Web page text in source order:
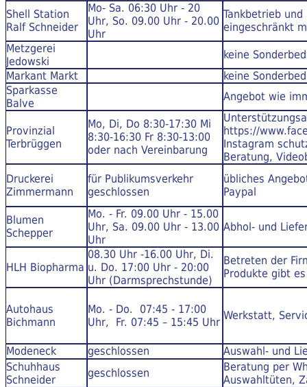
Shell Station
Ralf Schneider
Mo- Sa. 06:30 Uhr - 20
Uhr, So. 09.00 Uhr - 20.00
Uhr
Tankbetrieb
eingeschränkt
Metzgerei
Jedowski
keine
Markant Markt
keine
Sparkasse
Balve
Angebot wie
Provinzial
Terbrüggen
Mo, Di, Do 8:30-17:30 Mi
8:30-16:30 Fr 8:30-13:00
oder nach Vereinbarung
https://
Instagram
Beratung,
Druckerei
Zimmermann
für Publikumsverkehr
geschlossen
übliches
Paypal
Blumen
Schepper
Mo. - Fr. 09.00 Uhr - 15.00
Uhr, Sa. 09.00 Uhr - 13.00
Uhr
Abhol- und
HLH Biopharma
08.30 Uhr -16.00 Uhr, Di.
u. Do. 17:00 Uhr - 20:00
Uhr (Darmsprechstunde)
Betreten der
Produkte gibt
Autohaus
Bichmann
Mo. - Do. 07:45 - 17:00
Uhr, Fr. 07:45 – 15:45 Uhr
Werkstatt,
Modeneck geschlossen
Auswahl- und
Schuhhaus
Schneider
geschlossen
Beratung per
Auswahltüten,